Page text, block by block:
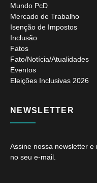
Mundo PcD
Mercado de Trabalho
Isenção de Impostos
Inclusão
Fatos
Fato/Notícia/Atualidades
Eventos
Eleições Inclusivas 2026
NEWSLETTER
Assine nossa newsletter
no seu e-mail.